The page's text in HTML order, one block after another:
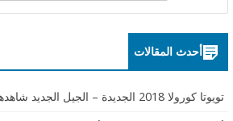
أحدث المقالات
تويوتا كورولا 2018 الجديدة – الجيل الجديد شاهدها على هاجيما